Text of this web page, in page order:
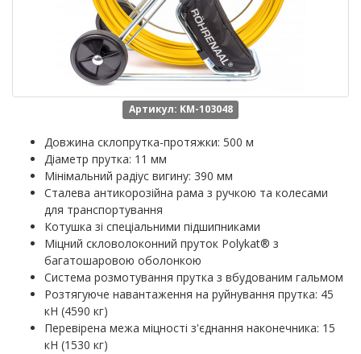
Артикул: KM-103048
Довжина склопрутка-протяжки: 500 м
Діаметр прутка: 11 мм
Мінімальний радіус вигину: 390 мм
Сталева антикорозійна рама з ручкою та колесами
для транспортування
Котушка зі спеціальними підшипниками
Міцний скловолоконний пруток Polykat® з
багатошаровою оболонкою
Система розмотування прутка з вбудованим гальмом
Розтягуюче навантаження на руйнування прутка: 45
кН (4590 кг)
Перевірена межа міцності з'єднання наконечника: 15
кН (1530 кг)